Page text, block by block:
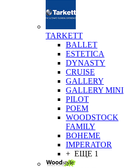
TARKETT
BALLET
ESTETICA
DYNASTY
CRUISE
GALLERY
GALLERY MINI
PILOT
POEM
WOODSTOCK
FAMILY
BOHEME
IMPERATOR
+ ЕЩЕ 1